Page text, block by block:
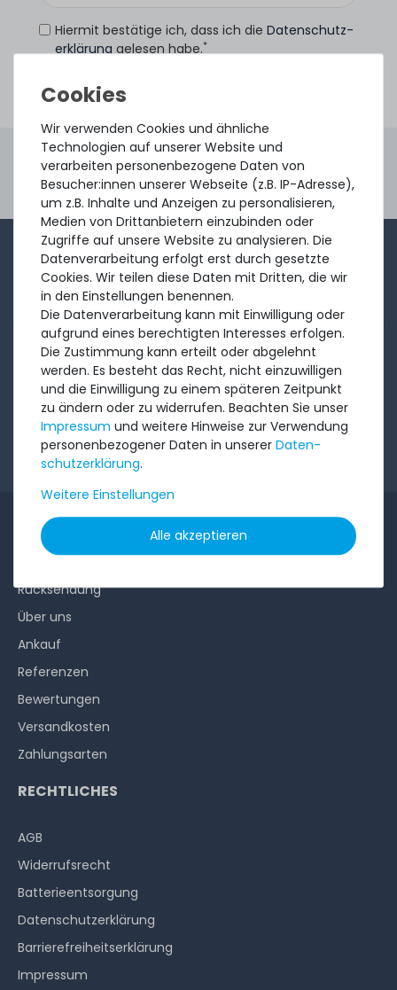
Hiermit bestätige ich, dass ich die Daten­schutz­
erklärunggelesen habe.*
4.96 /5.00aus8.500Bewertungen
Gebraucht. Geprüft. Geliefert.
1-2x im Monat sendet André aus dem Vertriebsteam
eine kurze, knackige Mail mit Angeboten, neu
eingetroffenen Produkten und Informationen, die Sie
interessieren könnten. Probieren Sie's!
Abonnieren
Ich möchte Ihren Newsletter erhalten und akzeptiere
dieDatenschutzerklärung.
Wir verwenden Cookies und ähnliche
Technologien auf unserer Website und
verarbeiten personenbezogene Daten von
Besucher:innen unserer Webseite (z.B. IP-Adresse),
um z.B. Inhalte und Anzeigen zu personalisieren,
Medien von Drittanbietern einzubinden oder
Zugriffe auf unsere Website zu analysieren. Die
Datenverarbeitung erfolgt erst durch gesetzte
Cookies. Wir teilen diese Daten mit Dritten, die wir
in den Einstellungen benennen.
Die Datenverarbeitung kann mit Einwilligung oder
aufgrund eines berechtigten Interesses erfolgen.
Die Zustimmung kann erteilt oder abgelehnt
werden. Es besteht das Recht, nicht einzuwilligen
und die Einwilligung zu einem späteren Zeitpunkt
zu ändern oder zu widerrufen. Beachten Sie unser
Impressum und weitere Hinweise zur Verwendung
personenbezogener Daten in unserer Daten­
schutz­erklärung.
Weitere Einstellungen
Alle akzeptieren
INFORMATIONEN
Rücksendung
Über uns
Ankauf
Referenzen
Bewertungen
Versandkosten
Zahlungsarten
RECHTLICHES
AGB
Widerrufs­recht
Batterieentsorgung
Datenschutzerklärung
Barrierefreiheitserklärung
Impressum